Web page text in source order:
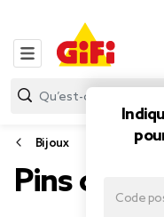
Bijoux
Pins